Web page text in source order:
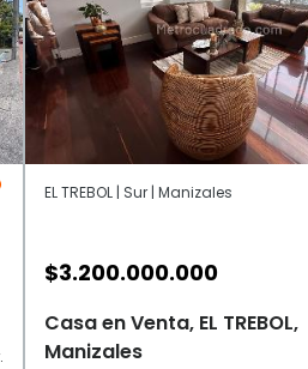
EL TREBOL | Sur | Manizales
$3.200.000.000
Casa en Venta, EL TREBOL,
Manizales